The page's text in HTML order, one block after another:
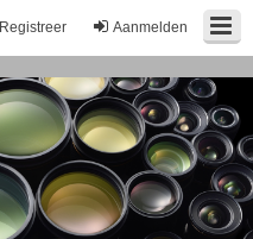
Aanmelden
Registreer